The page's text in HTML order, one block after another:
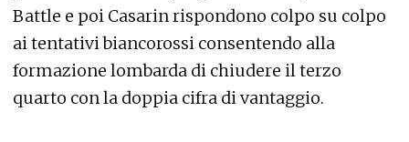
Battle e poi Casarin rispondono colpo su colpo
ai tentativi biancorossi consentendo alla
formazione lombarda di chiudere il terzo
quarto con la doppia cifra di vantaggio.